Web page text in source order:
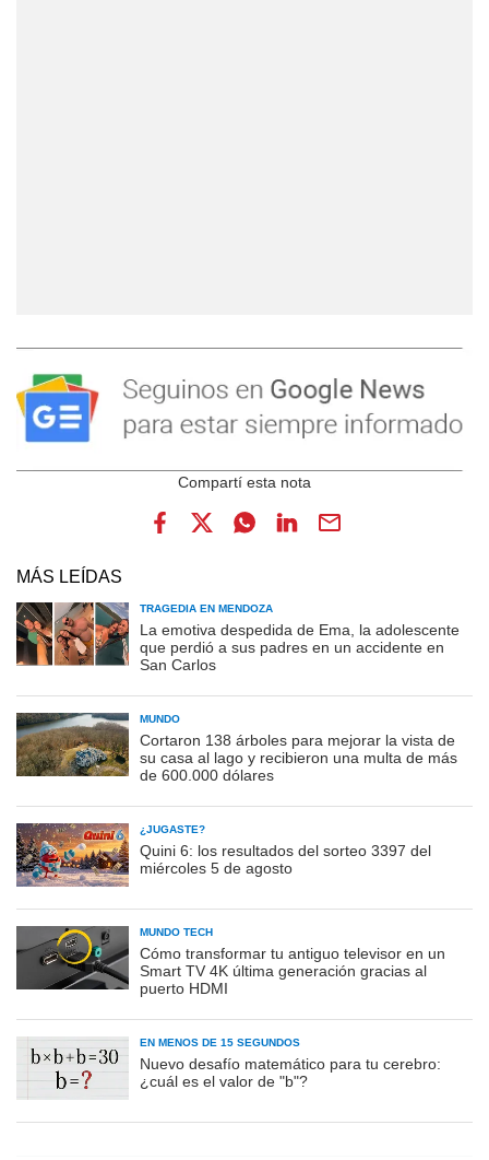
MÁS LEÍDAS
TRAGEDIA EN MENDOZA
La emotiva despedida de Ema, la adolescente
que perdió a sus padres en un accidente en
San Carlos
MUNDO
Cortaron 138 árboles para mejorar la vista de
su casa al lago y recibieron una multa de más
de 600.000 dólares
¿JUGASTE?
Quini 6: los resultados del sorteo 3397 del
miércoles 5 de agosto
MUNDO TECH
Cómo transformar tu antiguo televisor en un
Smart TV 4K última generación gracias al
puerto HDMI
EN MENOS DE 15 SEGUNDOS
Nuevo desafío matemático para tu cerebro:
¿cuál es el valor de "b"?